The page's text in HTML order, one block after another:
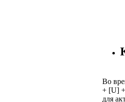
Во
+ [U]
для